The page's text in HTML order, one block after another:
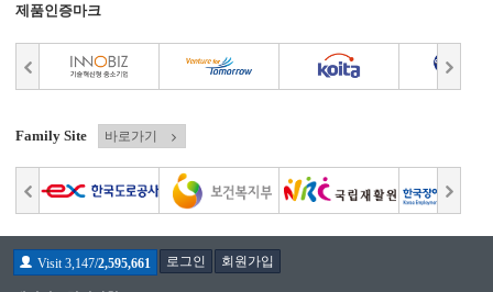
제품인증마크
Family Site 바로가기
Visit 3,147/2,595,661 로그인 회원가입